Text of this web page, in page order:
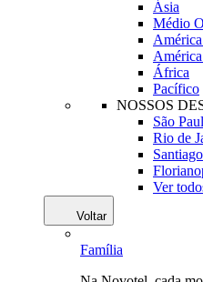
Ásia
Médio
África
Pacífico
NOSSOS
São
Rio de
Santiago
Ver
Voltar
Família